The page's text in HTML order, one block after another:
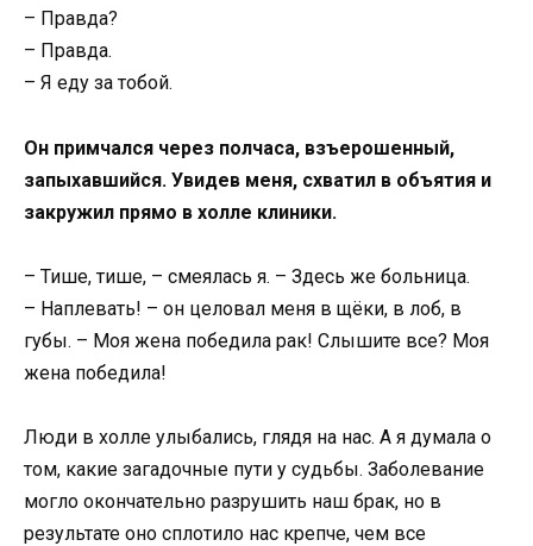
– Правда?
– Правда.
– Я еду за тобой.
Он примчался через полчаса, взъерошенный,
запыхавшийся. Увидев меня, схватил в объятия и
закружил прямо в холле клиники.
– Тише, тише, – смеялась я. – Здесь же больница.
– Наплевать! – он целовал меня в щёки, в лоб, в
губы. – Моя жена победила рак! Слышите все? Моя
жена победила!
Люди в холле улыбались, глядя на нас. А я думала о
том, какие загадочные пути у судьбы. Заболевание
могло окончательно разрушить наш брак, но в
результате оно сплотило нас крепче, чем все